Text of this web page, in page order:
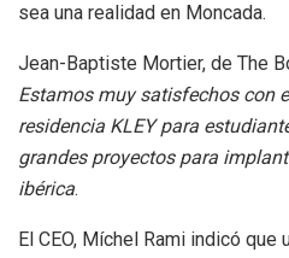
sea una realidad en Moncada.
Jean-Baptiste Mortier, de The
Estamos muy satisfechos con
residencia KLEY para
grandes proyectos para
ibérica.
El CEO, Míchel Rami indicó